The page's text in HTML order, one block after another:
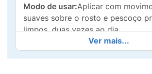
Modo de usar:Aplicar com
suaves sobre o rosto e pescoço
limpos, duas vezes ao dia.
Precauções:Somente para uso
ingerir. Evite contato direto com
Ver mais...